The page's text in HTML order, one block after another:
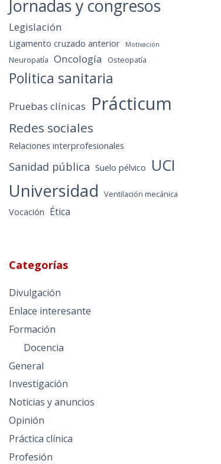
Jornadas y congresos
Legislación
Ligamento cruzado anterior Motivación
Neuropatía Oncología Osteopatía
Politica sanitaria
Pruebas clínicas Prácticum
Redes sociales
Relaciones interprofesionales
Sanidad pública Suelo pélvico UCI
Universidad Ventilación mecánica
Vocación Ética
Categorías
Divulgación
Enlace interesante
Formación
Docencia
General
Investigación
Noticias y anuncios
Opinión
Práctica clínica
Profesión